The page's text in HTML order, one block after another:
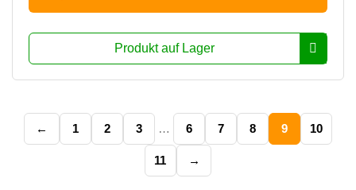
Produkt auf Lager
← 1 2 3 … 6 7 8 9 10
11 →